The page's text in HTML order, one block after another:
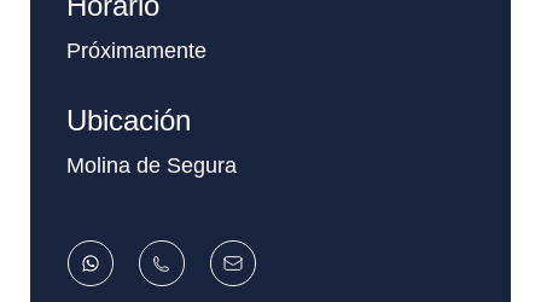
Próximamente
Ubicación
Molina de Segura